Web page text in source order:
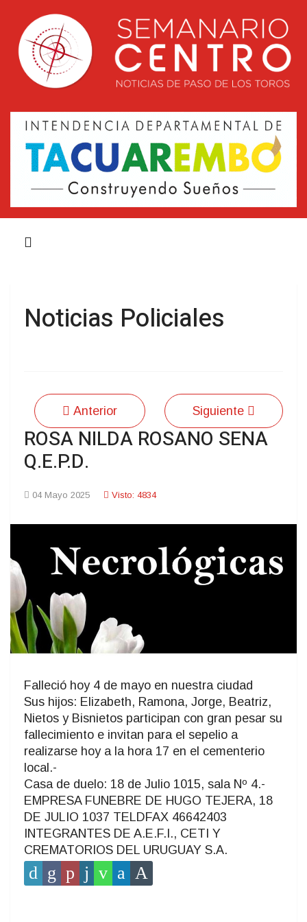
Noticias Policiales
Anterior Siguiente
ROSA NILDA ROSANO SENA
Q.E.P.D.
04 Mayo 2025 Visto: 4834
Falleció hoy 4 de mayo en nuestra ciudad
Sus hijos: Elizabeth, Ramona, Jorge, Beatriz,
Nietos y Bisnietos participan con gran pesar su
fallecimiento e invitan para el sepelio a
realizarse hoy a la hora 17 en el cementerio
local.-
Casa de duelo: 18 de Julio 1015, sala Nº 4.-
EMPRESA FUNEBRE DE HUGO TEJERA, 18
DE JULIO 1037 TELDFAX 46642403
INTEGRANTES DE A.E.F.I., CETI Y
CREMATORIOS DEL URUGUAY S.A.